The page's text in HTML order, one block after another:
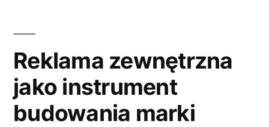
Reklama zewnętrzna
jako instrument
budowania marki